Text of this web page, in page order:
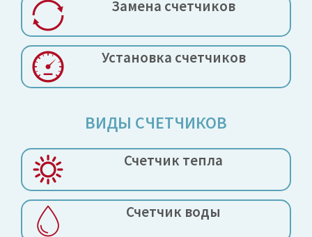
Замена счетчиков
Установка счетчиков
ВИДЫ СЧЕТЧИКОВ
Счетчик тепла
Счетчик воды